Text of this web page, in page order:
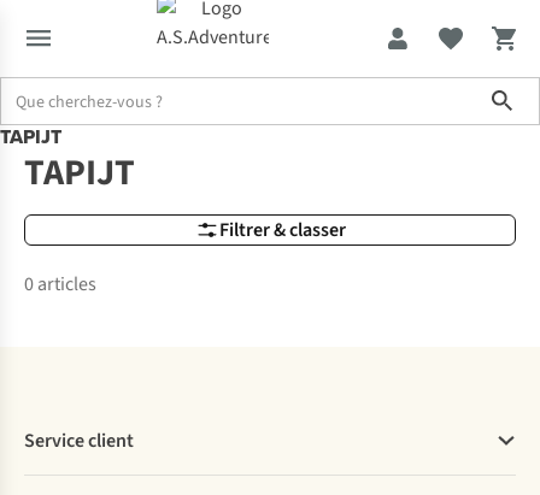
TAPIJT
Filtrer & classer
TAPIJT
0 articles
Service client